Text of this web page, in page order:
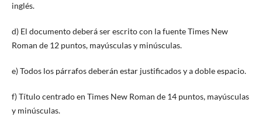
inglés.
d) El documento deberá ser escrito con la fuente Times New
Roman de 12 puntos, mayúsculas y minúsculas.
e) Todos los párrafos deberán estar justificados y a doble espacio.
f) Título centrado en Times New Roman de 14 puntos, mayúsculas
y minúsculas.